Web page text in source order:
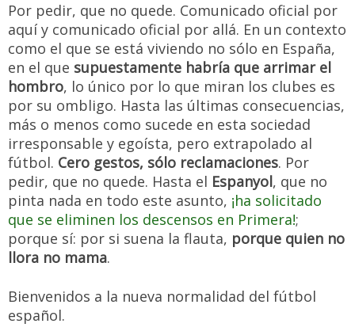
Por pedir, que no quede. Comunicado oficial por
aquí y comunicado oficial por allá. En un contexto
como el que se está viviendo no sólo en España,
en el que supuestamente habría que arrimar el
hombro, lo único por lo que miran los clubes es
por su ombligo. Hasta las últimas consecuencias,
más o menos como sucede en esta sociedad
irresponsable y egoísta, pero extrapolado al
fútbol. Cero gestos, sólo reclamaciones. Por
pedir, que no quede. Hasta el Espanyol, que no
pinta nada en todo este asunto, ¡ha solicitado
que se eliminen los descensos en Primera!;
porque sí: por si suena la flauta, porque quien no
llora no mama.
Bienvenidos a la nueva normalidad del fútbol
español.